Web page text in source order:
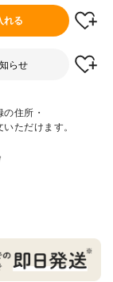
れる
らせ
住所・
ただけます。